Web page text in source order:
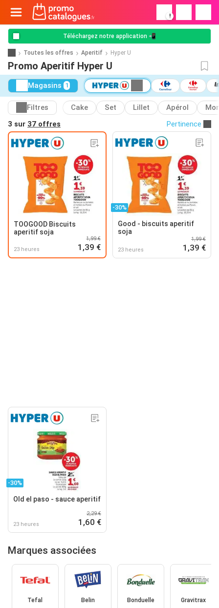
!
Téléchargez notre application 📲
Toutes les offres Aperitif Hyper U
Promo Aperitif Hyper U
Magasins 1
Filtres Cake Set Lillet Apérol
3 sur 37 offres Pertinence
TOOGOOD Biscuits
aperitif soja
23 heures
1,99 €
1,39 €
-30%
Good - biscuits aperitif
soja
23 heures
1,99 €
1,39 €
-30%
Old el paso - sauce aperitif
23 heures
2,29 €
1,60 €
Marques associées
Tefal Belin Bonduelle Gravitrax